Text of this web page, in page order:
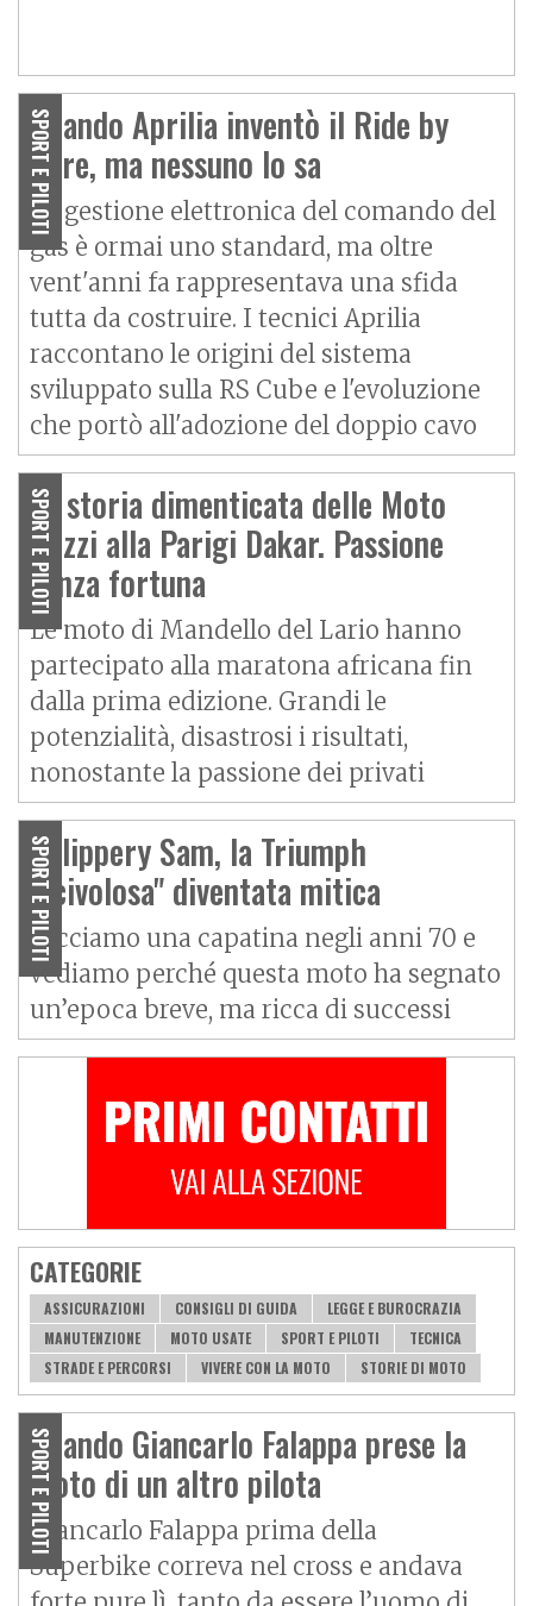
SPORT E PILOTI
Quando Aprilia inventò il Ride by
Wire, ma nessuno lo sa
La gestione elettronica del comando del
gas è ormai uno standard, ma oltre
vent'anni fa rappresentava una sfida
tutta da costruire. I tecnici Aprilia
raccontano le origini del sistema
sviluppato sulla RS Cube e l'evoluzione
che portò all'adozione del doppio cavo
SPORT E PILOTI
La storia dimenticata delle Moto
Guzzi alla Parigi Dakar. Passione
senza fortuna
Le moto di Mandello del Lario hanno
partecipato alla maratona africana fin
dalla prima edizione. Grandi le
potenzialità, disastrosi i risultati,
nonostante la passione dei privati
SPORT E PILOTI
Splippery Sam, la Triumph
"scivolosa" diventata mitica
Facciamo una capatina negli anni 70 e
vediamo perché questa moto ha segnato
un’epoca breve, ma ricca di successi
CATEGORIE
ASSICURAZIONI CONSIGLI DI GUIDA
LEGGE E BUROCRAZIA
MANUTENZIONE
MOTO USATE SPORT E PILOTI
TECNICA
STRADE E PERCORSI
VIVERE CON LA MOTO STORIE DI MOTO
SPORT E PILOTI
Quando Giancarlo Falappa prese la
moto di un altro pilota
Giancarlo Falappa prima della
Superbike correva nel cross e andava